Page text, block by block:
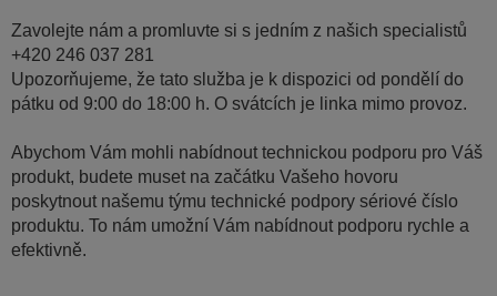
Zavolejte nám a promluvte si s jedním z našich specialistů
+420 246 037 281
Upozorňujeme, že tato služba je k dispozici od pondělí do
pátku od 9:00 do 18:00 h. O svátcích je linka mimo provoz.
Abychom Vám mohli nabídnout technickou podporu pro Váš
produkt, budete muset na začátku Vašeho hovoru
poskytnout našemu týmu technické podpory sériové číslo
produktu. To nám umožní Vám nabídnout podporu rychle a
efektivně.